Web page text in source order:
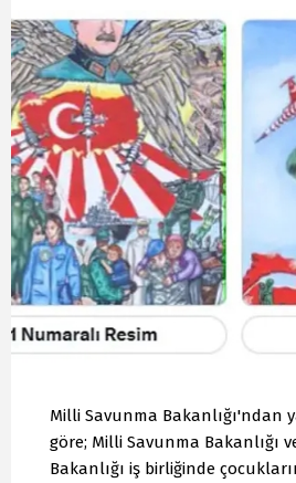
Milli Savunma Bakanlığı'ndan
göre; Milli Savunma Bakanlığı
Bakanlığı iş birliğinde